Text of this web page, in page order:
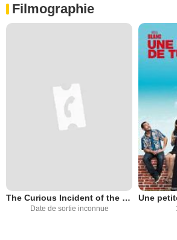
Filmographie
The Curious Incident of the Dog in the Night-Time
Date de sortie inconnue